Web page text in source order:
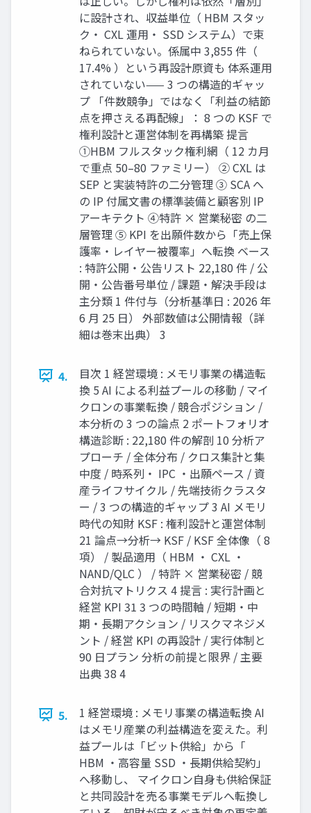
に設計され、収益単位（ HBM スタッ
ク・ CXL 運用・ SSD システム）で束
ねられていない。係属中 3,855 件（
17.4% ）という再設計原資も 体系運用
されていない—— 3 つの構造的ギャッ
プ 「件数競争」ではなく「利益の結節
点を押さえる再配線」： 8 つの KSF で
権利設計と運営体制を再構築 提言
①HBM フルスタック権利網（ 12 カ月
で重点 50–80 ファミリー） ② CXL は
SEP と実装特許の二分管理 ③ SCA へ
の IP 付属文書の標準装備と顧客別 IP
アーキテクト ④特許 × 営業秘密 の二
層管理 ⑤ KPI を出願件数から「売上保
護率・レイヤー被覆率」へ転換 ベース
: 特許公開・公告リスト 22,180 件 / 公
開・公告番号単位 / 課題・解決手段は
主分類 1 件付与（分析基準日 : 2026 年
6 月 25 日） 外部数値は公開情報（詳
細は巻末出典） 3
4.
目次 1 経営環境 : メモリ事業の構造転
換 5 AI による利益プールの移動 / マイ
クロンの事業転換 / 競合ポジション /
本分析の 3 つの論点 2 ポートフォリオ
構造診断 : 22,180 件の解剖 10 分析ア
プローチ / 全体分布 / クロス集計と集
中度 / 時系列・ IPC ・出願ペース / 資
産ライフサイクル / 先端技術クラスタ
ー / 3 つの構造的ギャップ 3 AI メモリ
時代の知財 KSF : 権利設計と運営体制
21 論点→分析→ KSF / KSF 全体像（ 8
項） / 製品適用（ HBM ・ CXL ・
NAND/QLC ） / 特許 × 営業秘密 / 競
合対抗マトリクス 4 提言 : 実行計画と
経営 KPI 31 3 つの時間軸 / 短期・中
期・長期アクション / リスクマネジメ
ント / 経営 KPI の再設計 / 実行体制と
90 日プラン 分析の前提と限界 / 主要
出典 38 4
5.
1 経営環境 : メモリ事業の構造転換 AI
はメモリ産業の利益構造を変えた。利
益プールは「ビット供給」から「
HBM ・高容量 SSD ・長期供給契約」
へ移動し、 マイクロン自身も供給保証
と共同設計を売る事業モデルへ転換し